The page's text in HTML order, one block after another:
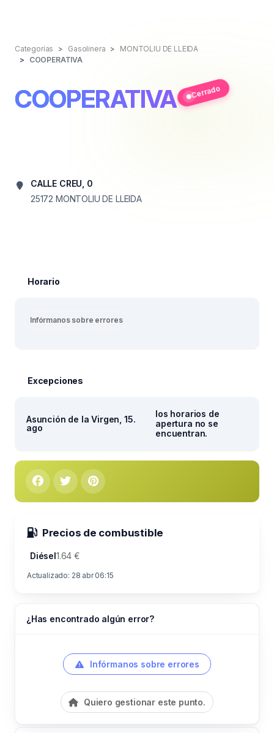
Categorías Gasolinera
MONTOLIU DE LLEIDA
COOPERATIVA
COOPERATIVA Cerrado
CALLE CREU, 0
25172 MONTOLIU DE LLEIDA
Horario
Infórmanos sobre errores
Excepciones
Asunción de la Virgen, 15.
ago
los horarios de
apertura no se
encuentran.
Precios de combustible
Diésel1.64 €
Actualizado: 28 abr 06:15
¿Has encontrado algún error?
Infórmanos sobre errores
Quiero gestionar este punto.